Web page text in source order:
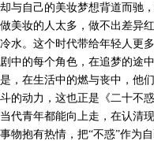
却与自己的美妆梦想背道而驰
做美妆的人太多，做不出差异
冷水。这个时代带给年轻人更
剧中的每个角色，在追梦的途
是，在生活中的燃与丧中，他
斗的动力，这也正是《二十不
当代青年都能向上走，在认清
事物抱有热情，把“不惑”作为自